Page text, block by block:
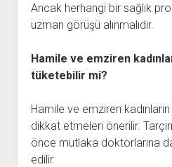
Ancak herhangi bir sağlık
uzman görüşü alınmalıdır.
Hamile ve emziren
tüketebilir mi?
Hamile ve emziren
dikkat etmeleri önerilir.
önce mutlaka doktorlarına
edilir.